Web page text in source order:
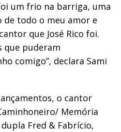
um frio na barriga, uma
de todo o meu amor e
que José Rico foi.
que puderam
comigo”, declara Sami
o cantor
Memória
dupla Fred & Fabrício,